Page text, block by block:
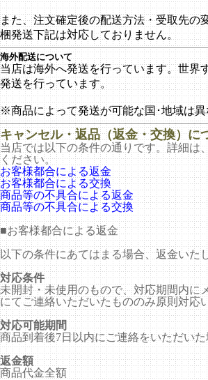
また、注文確定後の配送方法・受取先の
梱発送下記は対応しておりません。
海外配送について
当店は海外へ発送を行っています。世界
発送を行っています。
※商品によって発送が可能な国･地域は
キャンセル・返品（返金・交換）に
当店では以下の条件の通りです。詳細は
ください。
お客様都合による返金
お客様都合による交換
商品等の不具合による返金
商品等の不具合による交換
■お客様都合による返金
以下の条件にあてはまる場合、返金いた
対応条件
未開封・未使用のもので、対応期間内に
にてご連絡いただいたもののみ原則対応
対応可能期間
商品到着後7日以内にご連絡をいただい
返金額
商品代金全額